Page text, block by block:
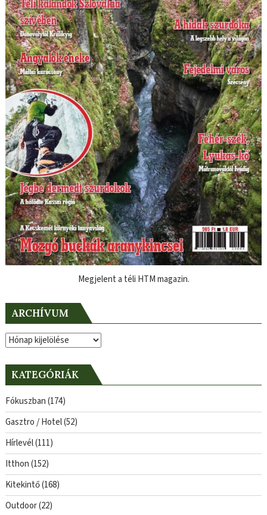
Megjelent a téli HTM magazin.
ARCHÍVUM
Archívum
KATEGÓRIÁK
Fókuszban(174)
Gasztro / Hotel(52)
Hírlevél(111)
Itthon(152)
Kitekintő(168)
Outdoor(22)